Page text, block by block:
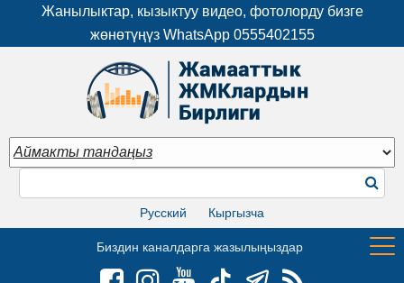
Жанылыктар, кызыктуу видео, фотолорду бизге
жөнөтүңүз WhatsApp 0555402155
Русский Кыргызча
Биздин каналдарга жазылыңыздар